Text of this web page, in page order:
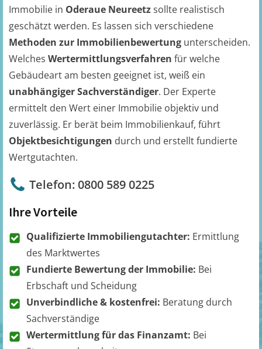
Immobilie in Oderaue Neureetzsollte realistisch
geschätzt werden. Es lassen sich verschiedene
Methoden zur Immobilienbewertung unterscheiden.
Welches Wertermittlungsverfahren für welche
Gebäudeart am besten geeignet ist, weiß ein
unabhängiger Sachverständiger. Der Experte
ermittelt den Wert einer Immobilie objektiv und
zuverlässig. Er berät beim Immobilienkauf, führt
Objektbesichtigungen durch und erstellt fundierte
Wertgutachten.
Telefon: 0800 589 0225
Ihre Vorteile
Qualifizierte Immobiliengutachter: Ermittlung
des Marktwertes
Fundierte Bewertung der Immobilie: Bei
Erbschaft und Scheidung
Unverbindliche & kostenfrei: Beratung durch
Sachverständige
Wertermittlung für das Finanzamt: Bei